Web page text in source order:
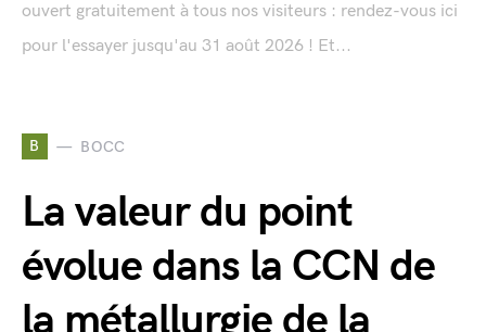
ouvert gratuitement à tous nos visiteurs : rendez-vous ici
pour l'essayer jusqu'au 31 août 2026 ! Et...
B BOCC
La valeur du point
évolue dans la CCN de
la métallurgie de la